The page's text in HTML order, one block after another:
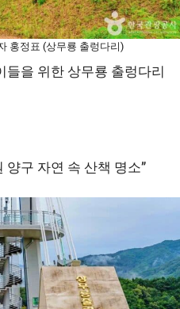
홍정표 (상무룡 출렁다리)
들을 위한 상무룡 출렁다리
양구 자연 속 산책 명소”